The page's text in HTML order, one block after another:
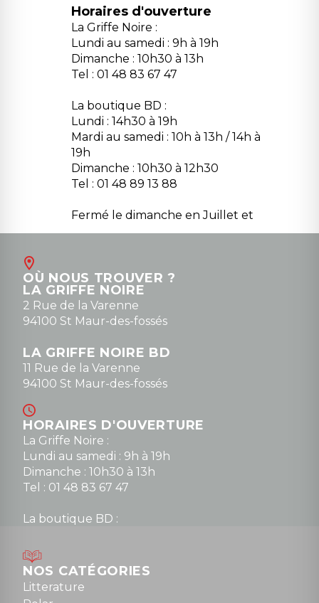
Horaires d'ouverture
La Griffe Noire :
Lundi au samedi : 9h à 19h
Dimanche : 10h30 à 13h
Tel : 01 48 83 67 47
La boutique BD :
Lundi : 14h30 à 19h
Mardi au samedi : 10h à 13h / 14h à
19h
Dimanche : 10h30 à 12h30
Tel : 01 48 89 13 88
Fermé le dimanche en Juillet et
Août
contact@la-griffe-noire.com
0148836747
OÙ NOUS TROUVER ?
LA GRIFFE NOIRE
2 Rue de la Varenne
94100 St Maur-des-fossés
LA GRIFFE NOIRE BD
11 Rue de la Varenne
94100 St Maur-des-fossés
HORAIRES D'OUVERTURE
La Griffe Noire :
Lundi au samedi : 9h à 19h
Dimanche : 10h30 à 13h
Tel : 01 48 83 67 47
La boutique BD :
Mardi au samedi : 10h à 13h / 14h à 19h
Dimanche : 10h30 à 12h30
Tel : 01 48 89 13 88
NOS CATÉGORIES
Litterature